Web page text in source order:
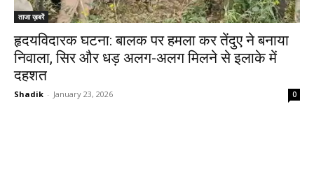
ताजा ख़बरें
हृदयविदारक घटना: बालक पर हमला कर तेंदुए ने बनाया
निवाला, सिर और धड़ अलग-अलग मिलने से इलाके में
दहशत
Shadik - January 23, 2026 0